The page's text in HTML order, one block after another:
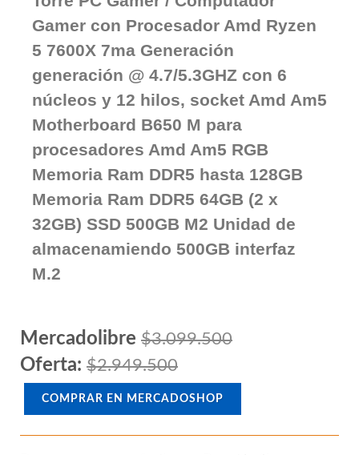
Torre PC Gamer / Computador
Gamer con Procesador Amd Ryzen
5 7600X 7ma Generación
generación @ 4.7/5.3GHZ con 6
núcleos y 12 hilos, socket Amd Am5
Motherboard B650 M para
procesadores Amd Am5 RGB
Memoria Ram DDR5 hasta 128GB
Memoria Ram DDR5 64GB (2 x
32GB) SSD 500GB M2 Unidad de
almacenamiendo 500GB interfaz
M.2
Mercadolibre $3.099.500
Oferta: $2.949.500